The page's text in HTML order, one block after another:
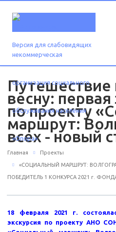
Версия для слабовидящих
Путешествие
весну: первая
по проекту
маршрут:
всех - новый
Главная Проекты
«СОЦИАЛЬНЫЙ МАРШРУТ:
ПОБЕДИТЕЛЬ 1 КОНКУРСА 2021 г.
18 февраля 2021 г.
экскурсия по проекту АНО